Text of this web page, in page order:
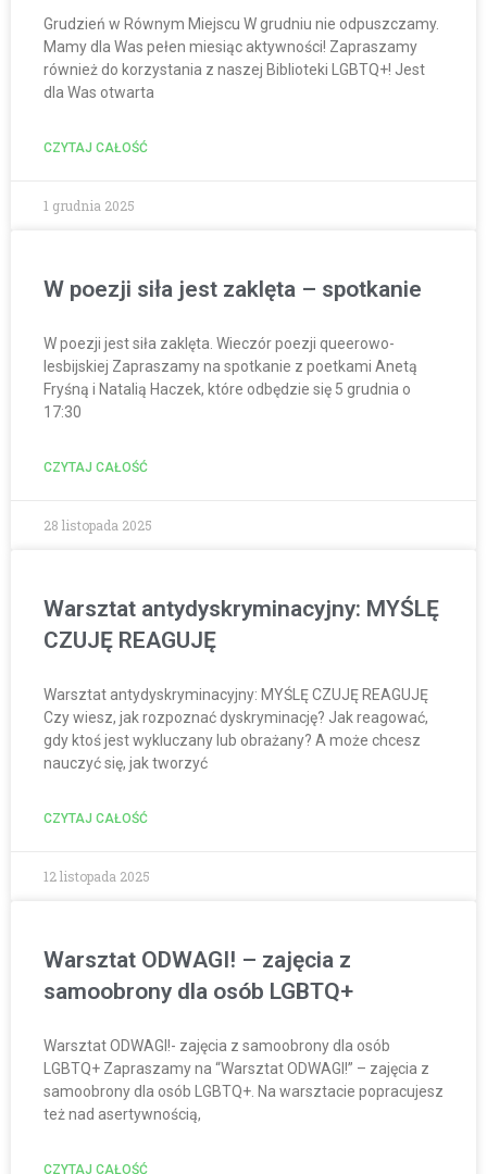
Grudzień w Równym Miejscu W grudniu nie odpuszczamy.
Mamy dla Was pełen miesiąc aktywności! Zapraszamy
również do korzystania z naszej Biblioteki LGBTQ+! Jest
dla Was otwarta
CZYTAJ CAŁOŚĆ
1 grudnia 2025
W poezji siła jest zaklęta – spotkanie
W poezji jest siła zaklęta. Wieczór poezji queerowo-
lesbijskiej Zapraszamy na spotkanie z poetkami Anetą
Fryśną i Natalią Haczek, które odbędzie się 5 grudnia o
17:30
CZYTAJ CAŁOŚĆ
28 listopada 2025
Warsztat antydyskryminacyjny: MYŚLĘ
CZUJĘ REAGUJĘ
Warsztat antydyskryminacyjny: MYŚLĘ CZUJĘ REAGUJĘ
Czy wiesz, jak rozpoznać dyskryminację? Jak reagować,
gdy ktoś jest wykluczany lub obrażany? A może chcesz
nauczyć się, jak tworzyć
CZYTAJ CAŁOŚĆ
12 listopada 2025
Warsztat ODWAGI! – zajęcia z
samoobrony dla osób LGBTQ+
Warsztat ODWAGI!- zajęcia z samoobrony dla osób
LGBTQ+ Zapraszamy na “Warsztat ODWAGI!” – zajęcia z
samoobrony dla osób LGBTQ+. Na warsztacie popracujesz
też nad asertywnością,
CZYTAJ CAŁOŚĆ